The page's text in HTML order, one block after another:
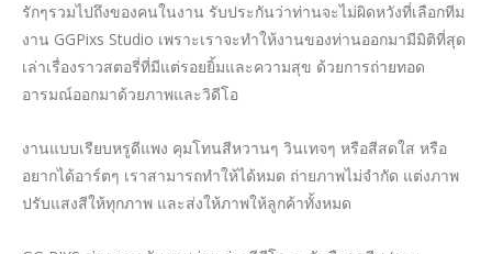
รักๆรวมไปถึงของคนในงาน รับประกันว่าท่านจะไม่ผิดหวังที่เลือกทีม
งาน GGPixs Studio เพราะเราจะทำให้งานของท่านออกมามีมิติที่สุด
เล่าเรื่องราวสตอรี่ที่มีแต่รอยยิ้มและความสุข ด้วยการถ่ายทอด
อารมณ์ออกมาด้วยภาพและวิดีโอ
งานแบบเรียบหรูดีแพง คุมโทนสีหวานๆ วินเทจๆ หรือสีสดใส หรือ
อยากได้อาร์ตๆ เราสามารถทำให้ได้หมด ถ่ายภาพไม่จำกัด แต่งภาพ
ปรับแสงสีให้ทุกภาพ และส่งให้ภาพให้ลูกค้าทั้งหมด